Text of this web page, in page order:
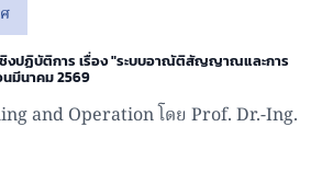
งปฏิบัติการ เรื่อง "ระบบอาณัติสัญญาณและการ
มีนาคม 2569
and Operation โดย Prof. Dr.-Ing.